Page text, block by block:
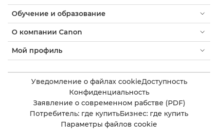
Обучение и образование
О компании Canon
Мой профиль
Уведомление о файлах cookieДоступность
Конфиденциальность
Заявление о современном рабстве (PDF)
Потребитель: где купитьБизнес: где купить
Параметры файлов cookie